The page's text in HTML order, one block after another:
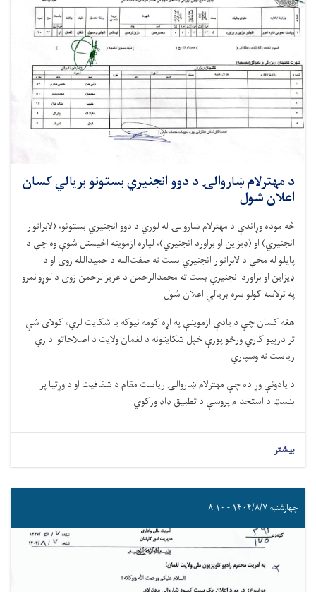
د مهترلام ښاروالۍ د دوو انجنیري بستونو بریالي کسان
اعلان شول
څه موده وړاندې د مهترلام ښاروالۍ له لوري د دوو انجنیري بستونو، (لابراتوار
انجنیري) او (ډیزاین او براورد انجنیري)، لپاره ازموینه اخیستل شوې وه چې د
پایلو له مخې د لابراتوار انجنیري بست ته صفت‌الله د حمیدالله زوی او د
ډیزاین او براورد انجنیري بست ته محمدالرحمن د عزیزالرحمن زوی د لوړو نمرو
په ترلاسه کولو سره بریالي اعلان شول
هغه کسان چې د یادې ازموینې په اړه کومه نیوکه یا شکایت لري، کولای شي
تر درېیو کاري ورځو پورې خپل شکایتونه د لغمان ولایت د اصلاحاتو اداري
ریاست ته وسپاري
د یادونې وړ ده چې مهترلام ښاروالۍ ریاست مقام د شفافیت او د وړتیا پر
بنسټ د استخدام پروسې د تطبیق ډاډ ورکوي
بیشتر
چهارشنبه ۱۴۰۴/۸/۷ - ۸:۱۰